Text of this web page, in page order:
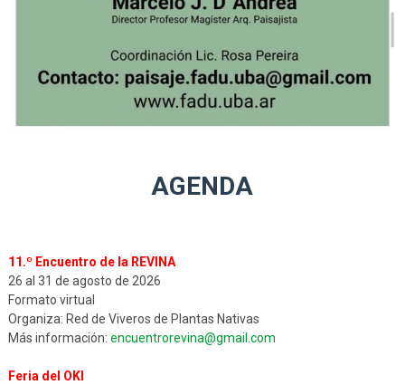
AGENDA
11.º Encuentro de la REVINA
26 al 31 de agosto de 2026
Formato virtual
Organiza: Red de Viveros de Plantas Nativas
Más información: encuentrorevina@gmail.com
Feria del OKI